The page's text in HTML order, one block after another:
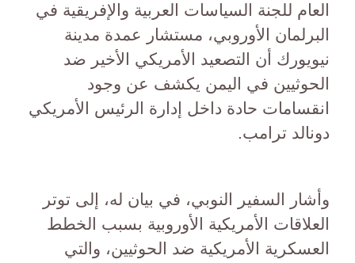
العام للجنة السياسات العربية والإفريقية في
البرلمان الأوروبي، مستشار عمدة مدينة
نيويورك أن التصعيد الأمريكي الأخير ضد
الحوثيين في اليمن يكشف عن وجود
انقسامات حادة داخل إدارة الرئيس الأمريكي
دونالد ترامب.
وأشار السفير النوبي، في بيان له، إلى توتر
العلاقات الأمريكية الأوروبية بسبب الخطط
العسكرية الأمريكية ضد الحوثيين، والتي